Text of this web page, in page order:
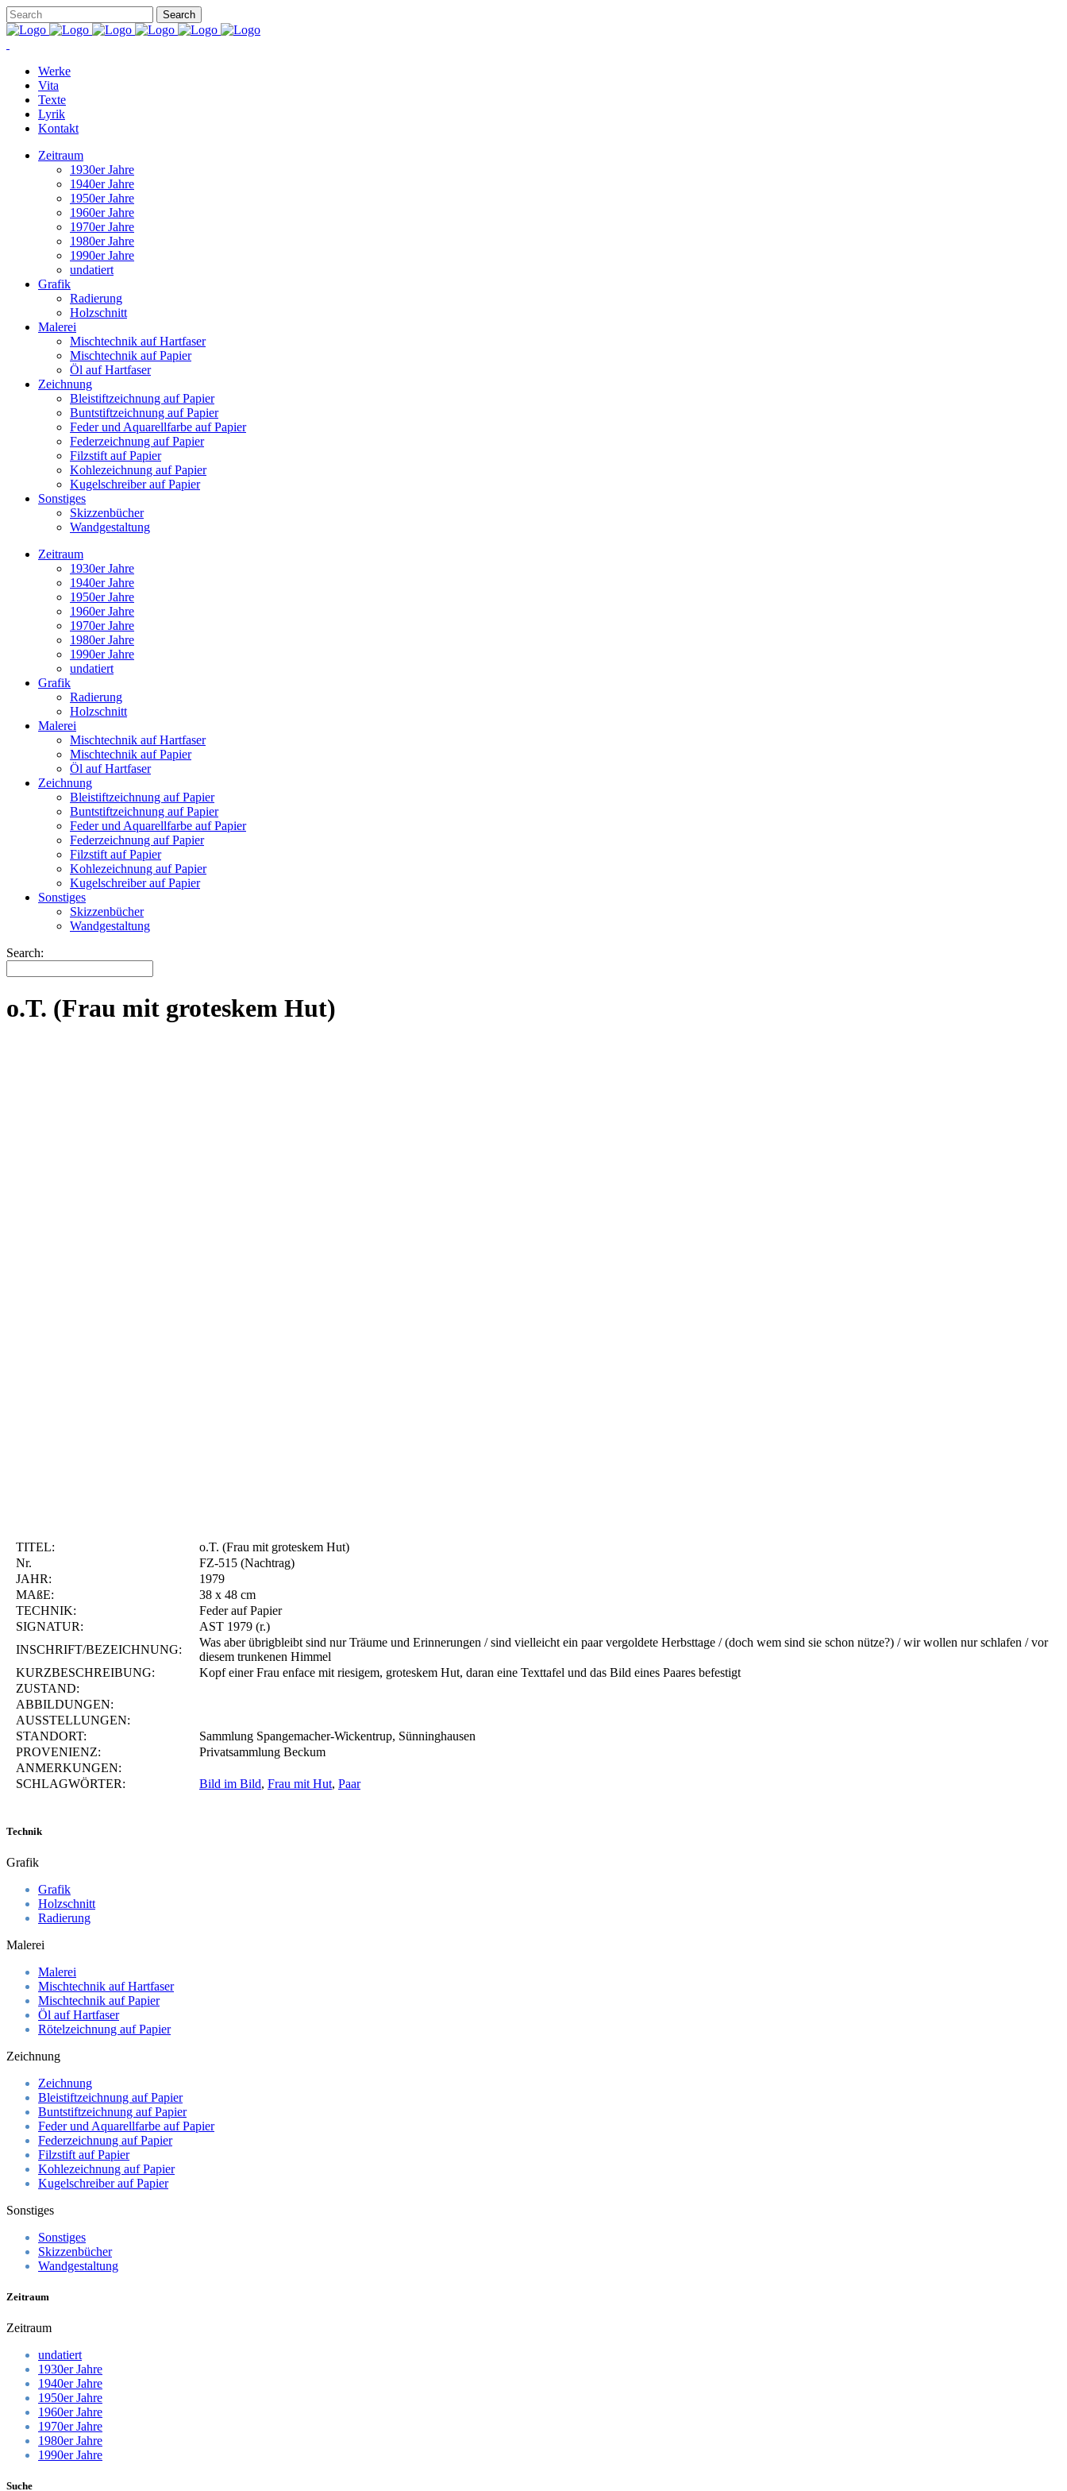
Werke
Vita
Texte
Lyrik
Kontakt
Zeitraum
1930er Jahre
1940er Jahre
1950er Jahre
1960er Jahre
1970er Jahre
1980er Jahre
1990er Jahre
undatiert
Grafik
Radierung
Holzschnitt
Malerei
Mischtechnik auf Hartfaser
Mischtechnik auf Papier
Öl auf Hartfaser
Zeichnung
Bleistiftzeichnung auf Papier
Buntstiftzeichnung auf Papier
Feder und Aquarellfarbe auf Papier
Federzeichnung auf Papier
Filzstift auf Papier
Kohlezeichnung auf Papier
Kugelschreiber auf Papier
Sonstiges
Skizzenbücher
Wandgestaltung
Zeitraum
1930er Jahre
1940er Jahre
1950er Jahre
1960er Jahre
1970er Jahre
1980er Jahre
1990er Jahre
undatiert
Grafik
Radierung
Holzschnitt
Malerei
Mischtechnik auf Hartfaser
Mischtechnik auf Papier
Öl auf Hartfaser
Zeichnung
Bleistiftzeichnung auf Papier
Buntstiftzeichnung auf Papier
Feder und Aquarellfarbe auf Papier
Federzeichnung auf Papier
Filzstift auf Papier
Kohlezeichnung auf Papier
Kugelschreiber auf Papier
Sonstiges
Skizzenbücher
Wandgestaltung
Search:
o.T. (Frau mit groteskem Hut)
TITEL:
o.T. (Frau mit groteskem Hut)
Nr.
FZ-515 (Nachtrag)
JAHR:
1979
MAßE:
38 x 48 cm
TECHNIK:
Feder auf Papier
SIGNATUR:
AST 1979 (r.)
INSCHRIFT/BEZEICHNUNG:
Was aber übrigbleibt sind nur Träume und Erinnerungen / sind vielleicht ein paar vergoldete Herbsttage / (doch wem sind sie schon nütze?) / wir wollen nur schlafen / vor
diesem trunkenen Himmel
KURZBESCHREIBUNG:
Kopf einer Frau enface mit riesigem, groteskem Hut, daran eine Texttafel und das Bild eines Paares befestigt
ZUSTAND:
ABBILDUNGEN:
AUSSTELLUNGEN:
STANDORT:
Sammlung Spangemacher-Wickentrup, Sünninghausen
PROVENIENZ:
Privatsammlung Beckum
ANMERKUNGEN:
SCHLAGWÖRTER:
Bild im Bild, Frau mit Hut, Paar
Technik
Grafik
Grafik
Holzschnitt
Radierung
Malerei
Malerei
Mischtechnik auf Hartfaser
Mischtechnik auf Papier
Öl auf Hartfaser
Rötelzeichnung auf Papier
Zeichnung
Zeichnung
Bleistiftzeichnung auf Papier
Buntstiftzeichnung auf Papier
Feder und Aquarellfarbe auf Papier
Federzeichnung auf Papier
Filzstift auf Papier
Kohlezeichnung auf Papier
Kugelschreiber auf Papier
Sonstiges
Sonstiges
Skizzenbücher
Wandgestaltung
Zeitraum
Zeitraum
undatiert
1930er Jahre
1940er Jahre
1950er Jahre
1960er Jahre
1970er Jahre
1980er Jahre
1990er Jahre
Suche